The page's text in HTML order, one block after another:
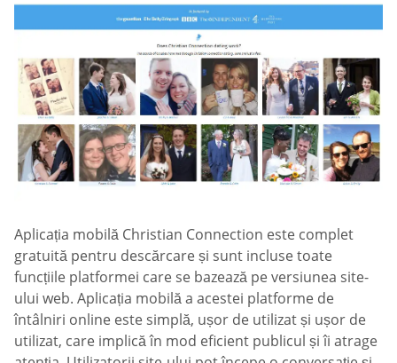
Aplicația mobilă Christian Connection este complet
gratuită pentru descărcare și sunt incluse toate
funcțiile platformei care se bazează pe versiunea site-
ului web. Aplicația mobilă a acestei platforme de
întâlniri online este simplă, ușor de utilizat și ușor de
utilizat, care implică în mod eficient publicul și îi atrage